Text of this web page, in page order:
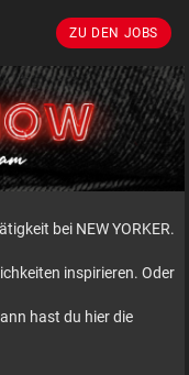
ZU DEN JOBS
bei NEW YORKER.
inspirieren. Oder
hast du hier die